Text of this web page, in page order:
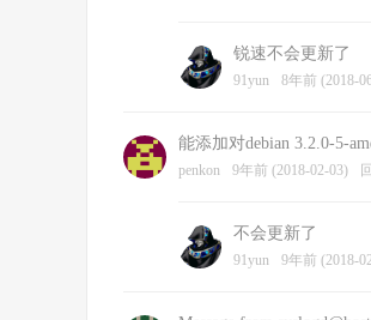
锐速不会更新了
91yun 8年前 (2018-
能添加对debian 3.2.0-5-
penkon 9年前 (2018-02-03)
不会更新了
91yun 9年前 (2018-